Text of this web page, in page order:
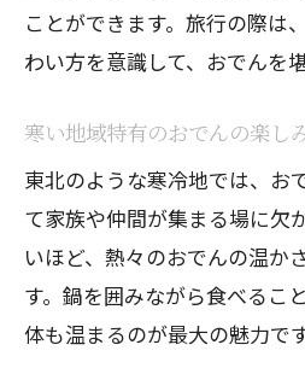
ことができます。旅行の際は
わい方を意識して、おでんを
寒い地域特有のおでんの楽し
東北のような寒冷地では、お
て家族や仲間が集まる場に欠
いほど、熱々のおでんの温か
す。鍋を囲みながら食べるこ
体も温まるのが最大の魅力です